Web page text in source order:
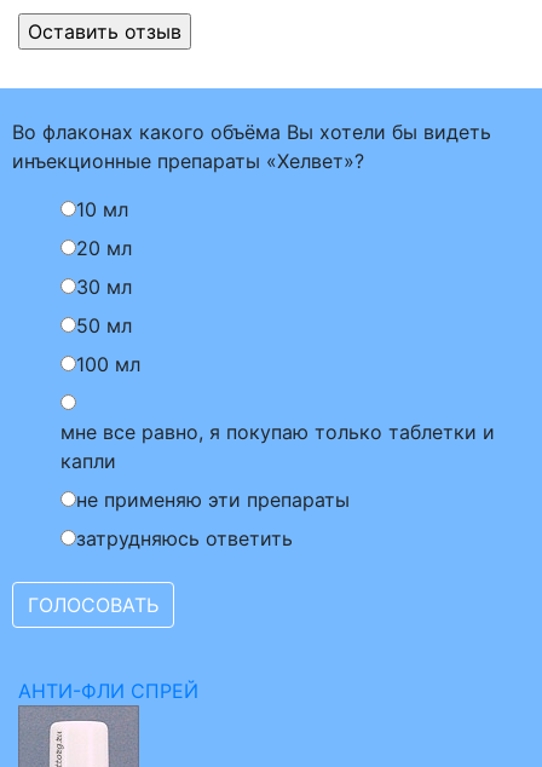
Во флаконах какого объёма Вы хотели бы видеть
инъекционные препараты «Хелвет»?
10 мл
20 мл
30 мл
50 мл
100 мл
мне все равно, я покупаю только таблетки и
капли
не применяю эти препараты
затрудняюсь ответить
АНТИ-ФЛИ СПРЕЙ